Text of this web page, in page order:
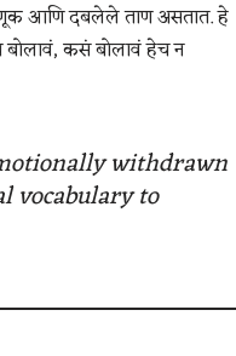
आणि दबलेले ताण असतात. हे
कसं बोलावं हेच न
withdrawn
vocabulary to